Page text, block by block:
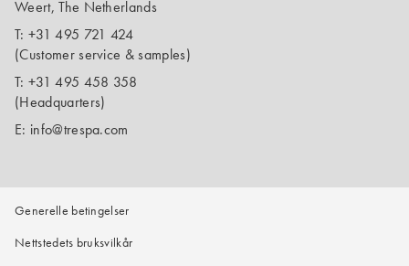
Weert, The Netherlands
T: +31 495 721 424
(Customer service & samples)
T: +31 495 458 358
(Headquarters)
E: info@trespa.com
Generelle betingelser
Nettstedets bruksvilkår